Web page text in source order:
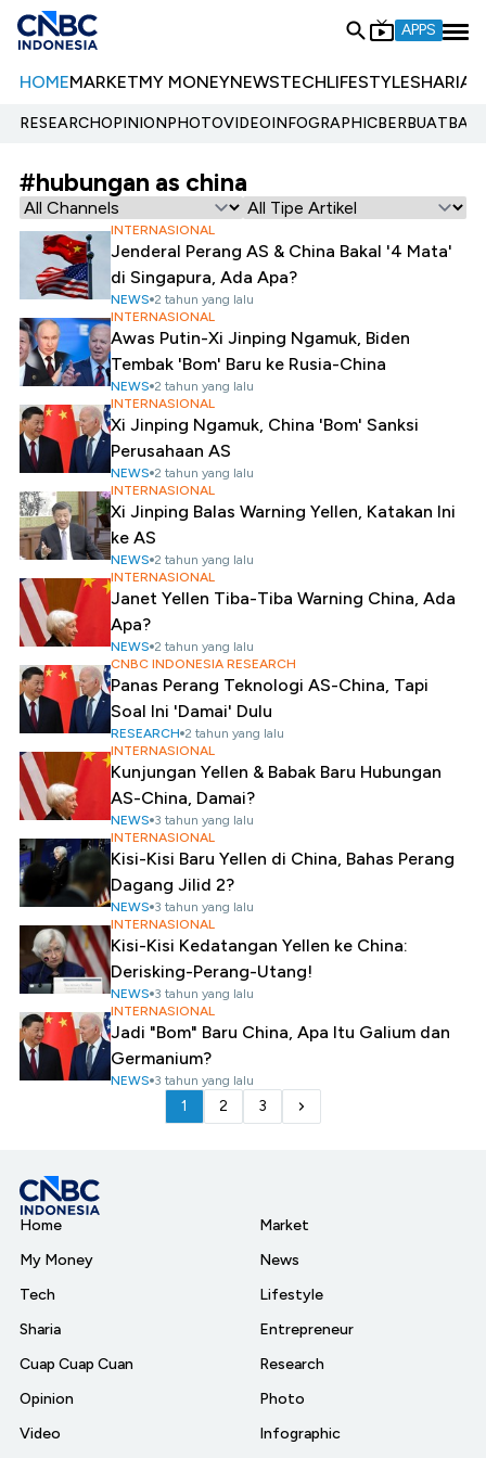
APPS
HOMEMARKETMY MONEYNEWSTECHLIFESTYLESHARIA
RESEARCHOPINIONPHOTOVIDEOINFOGRAPHIC
#hubungan as china
INTERNASIONAL
Jenderal Perang AS & China Bakal '4 Mata'
di Singapura, Ada Apa?
NEWS 2 tahun yang lalu
INTERNASIONAL
Awas Putin-Xi Jinping Ngamuk, Biden
Tembak 'Bom' Baru ke Rusia-China
NEWS 2 tahun yang lalu
INTERNASIONAL
Xi Jinping Ngamuk, China 'Bom' Sanksi
Perusahaan AS
NEWS 2 tahun yang lalu
INTERNASIONAL
Xi Jinping Balas Warning Yellen, Katakan Ini
ke AS
NEWS 2 tahun yang lalu
INTERNASIONAL
Janet Yellen Tiba-Tiba Warning China, Ada
Apa?
NEWS 2 tahun yang lalu
CNBC INDONESIA RESEARCH
Panas Perang Teknologi AS-China, Tapi
Soal Ini 'Damai' Dulu
RESEARCH 2 tahun yang lalu
INTERNASIONAL
Kunjungan Yellen & Babak Baru Hubungan
AS-China, Damai?
NEWS 3 tahun yang lalu
INTERNASIONAL
Kisi-Kisi Baru Yellen di China, Bahas Perang
Dagang Jilid 2?
NEWS 3 tahun yang lalu
INTERNASIONAL
Kisi-Kisi Kedatangan Yellen ke China:
Derisking-Perang-Utang!
NEWS 3 tahun yang lalu
INTERNASIONAL
Jadi "Bom" Baru China, Apa Itu Galium dan
Germanium?
NEWS 3 tahun yang lalu
1 2 3
Home
My Money
Tech
Sharia
Cuap Cuap Cuan
Opinion
Video
Market
News
Lifestyle
Entrepreneur
Research
Photo
Infographic